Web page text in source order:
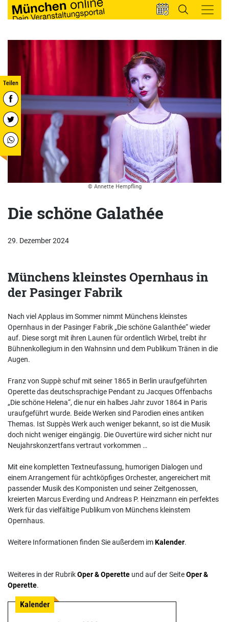
© Annette Hempfling
Die schöne Galathée
29. Dezember 2024
Münchens kleinstes Opernhaus in
der Pasinger Fabrik
Nach viel Applaus im Sommer nimmt Münchens kleinstes
Opernhaus in der Pasinger Fabrik „Die schöne Galanthée“ wieder
auf. Diese sorgt mit ihren Launen für ordentlich Wirbel, treibt ihr
Bühnenkollegium in den Wahnsinn und dem Publikum Tränen in die
Augen.
Franz von Suppè schuf mit seiner 1865 in Berlin uraufgeführten
Operette das deutschsprachige Pendant zu Jacques Offenbachs
„Die schöne Helena“, die nur ein halbes Jahr zuvor 1864 in Paris
uraufgeführt wurde. Beide Werken sind Parodien eines antiken
Themas. Ist Suppès Werk auch weniger bekannt, so ist die Musik
doch nicht weniger eingängig. Die Ouvertüre wird sicher nicht nur
Neujahrskonzertfans vertraut vorkommen …
Mit eine kompletten Textneufassung, humorigen Dialogen und
einem Arrangement für achtköpfiges Orchester, angereichert mit
passender Musik des Komponisten und seiner Zeitgenossen,
kreierten Marcus Everding und Andreas P. Heinzmann ein perfektes
Werk für das vielfältige Publikum von Münchens kleinstem
Opernhaus.
Weitere Informationen finden Sie außerdem imKalender.
Weiteres in der RubrikOper & Operette und auf der SeiteOper &
Operette.